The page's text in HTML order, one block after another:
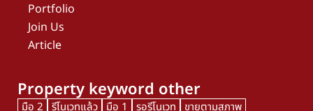
Portfolio
Join Us
Article
Property keyword other
มือ 2 รีโนเวทแล้ว มือ 1 รอรีโนเวท ขายตามสภาพ